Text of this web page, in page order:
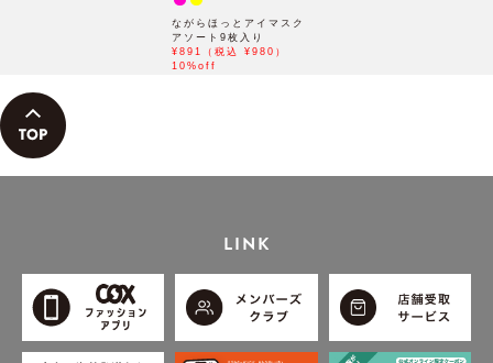
ながらほっとアイマスク
アソート9枚入り
¥891（税込 ¥980）
10%off
LINK